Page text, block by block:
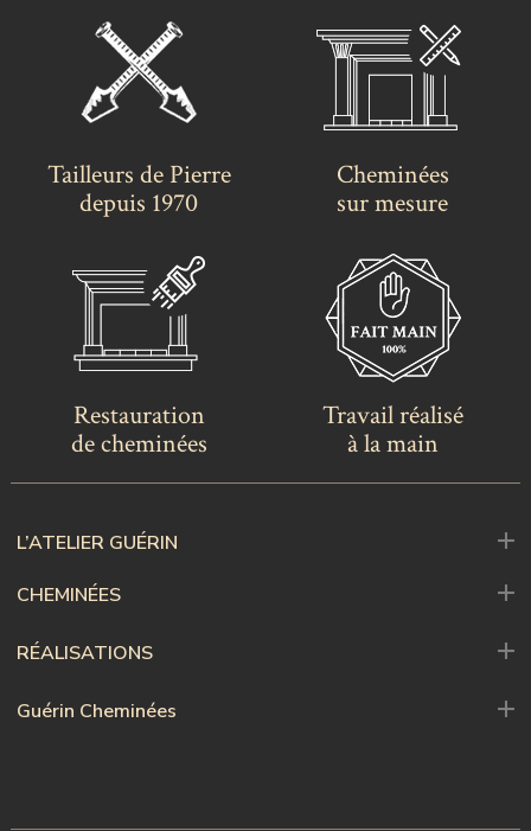
Tailleurs de Pierre
depuis 1970
Cheminées
sur mesure
Restauration
de cheminées
Travail réalisé
à la main
L’ATELIER GUÉRIN
CHEMINÉES
RÉALISATIONS
Guérin Cheminées